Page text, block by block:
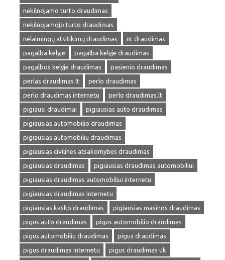
nekilnojamo turto draudimas
nekilnojamojo turto draudimas
nelaimingų atsitikimų draudimas
nt draudimas
pagalba kelyje
pagalba kelyje draudimas
pagalbos kelyje draudimas
pasienio draudimas
perlas draudimas lt
perlo draudimas
perlo draudimas internetu
perlo draudimas.lt
pigiausi draudimai
pigiausias auto draudimas
pigiausias automobilio draudimas
pigiausias automobiliu draudimas
pigiausias civilines atsakomybes draudimas
pigiausias draudimas
pigiausias draudimas automobiliui
pigiausias draudimas automobiliui internetu
pigiausias draudimas internetu
pigiausias kasko draudimas
pigiausias masinos draudimas
pigus auto draudimas
pigus automobilio draudimas
pigus automobiliu draudimas
pigus draudimas
pigus draudimas internetu
pigus draudimas uk